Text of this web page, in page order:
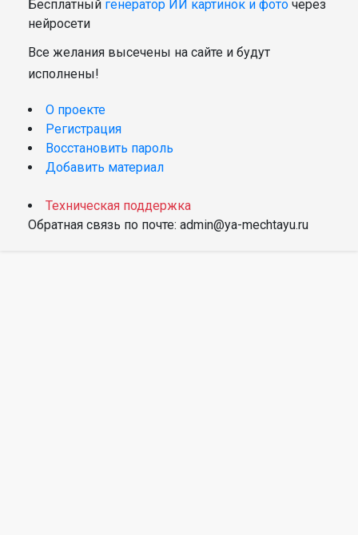
Бесплатный генератор ИИ картинок и фото через
нейросети
Все желания высечены на сайте и будут
исполнены!
О проекте
Регистрация
Восстановить пароль
Добавить материал
Техническая поддержка
Обратная связь по почте: admin@ya-mechtayu.ru